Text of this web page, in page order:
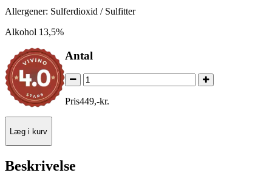
Allergener: Sulferdioxid / Sulfitter
Alkohol 13,5%
Antal
Pris449,-kr.
Læg i kurv
Beskrivelse